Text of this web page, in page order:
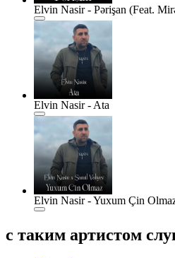
Elvin Nasir - Pərişan (Feat.
Elvin Nasir - Ata
Elvin Nasir - Yuxum Çin
с таким артистом